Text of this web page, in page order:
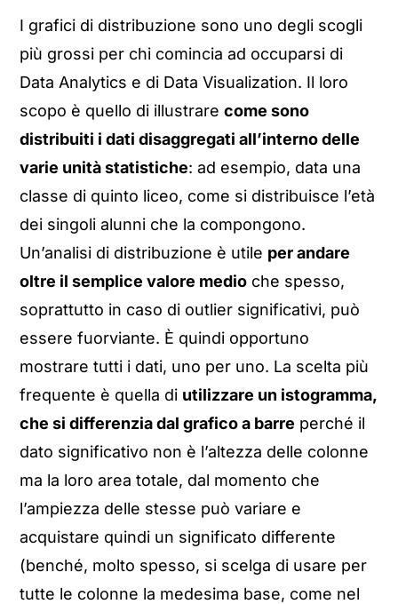
I grafici di distribuzione sono uno degli scogli
più grossi per chi comincia ad occuparsi di
Data Analytics e di Data Visualization. Il loro
scopo è quello di illustrarecome sono
distribuiti i dati disaggregati all’interno delle
varie unità statistiche: ad esempio, data una
classe di quinto liceo, come si distribuisce l’età
dei singoli alunni che la compongono.
Un’analisi di distribuzione è utile per andare
oltre il semplice valore medio che spesso,
soprattutto in caso di outlier significativi, può
essere fuorviante. È quindi opportuno
mostrare tutti i dati, uno per uno. La scelta più
frequente è quella di utilizzare un istogramma,
che si differenzia dal grafico a barre perché il
dato significativo non è l’altezza delle colonne
ma la loro area totale, dal momento che
l’ampiezza delle stesse può variare e
acquistare quindi un significato differente
(benché, molto spesso, si scelga di usare per
tutte le colonne la medesima base, come nel